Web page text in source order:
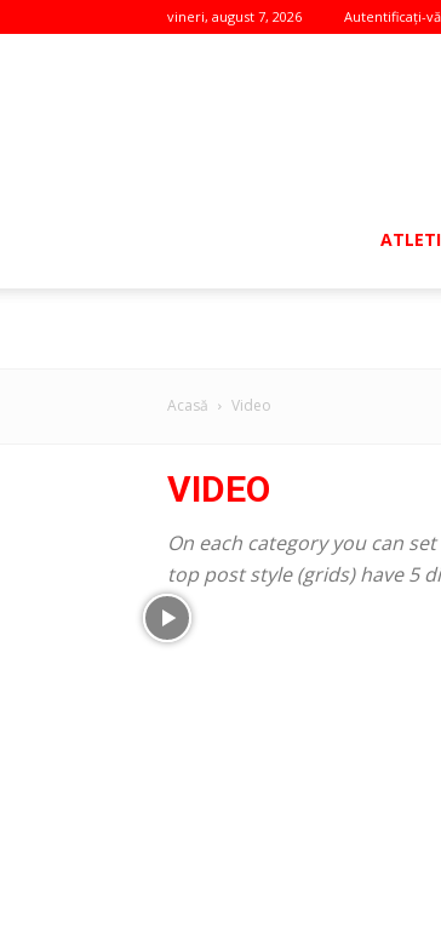
vineri, august 7, 2026 Autentificați-
Acasă Video
VIDEO
On each category you can
top post style (grids) have 5